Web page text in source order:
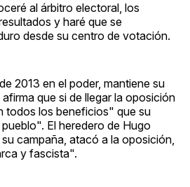
al árbitro electoral, los
y haré que se
desde su centro de votación.
2013 en el poder, mantiene su
que si de llegar la oposición
todos los beneficios" que su
El heredero de Hugo
campaña, atacó a la oposición,
y fascista".